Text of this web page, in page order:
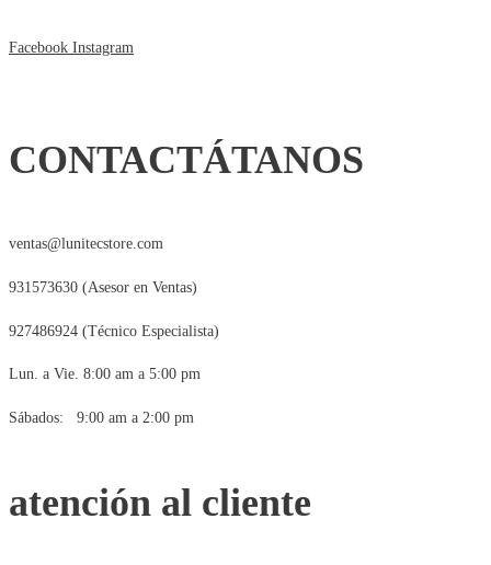
Facebook Instagram
CONTACTÁTANOS
ventas@lunitecstore.com
931573630 (Asesor en Ventas)
927486924 (Técnico Especialista)
Lun. a Vie. 8:00 am a 5:00 pm
Sábados: 9:00 am a 2:00 pm
atención al cliente